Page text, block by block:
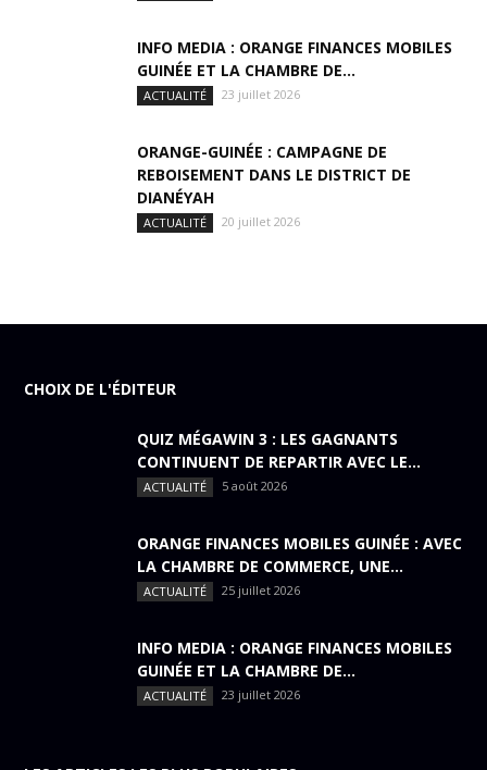
INFO MEDIA : ORANGE FINANCES MOBILES
GUINÉE ET LA CHAMBRE DE...
ACTUALITÉ 23 juillet 2026
ORANGE-GUINÉE : CAMPAGNE DE
REBOISEMENT DANS LE DISTRICT DE
DIANÉYAH
ACTUALITÉ 20 juillet 2026
CHOIX DE L'ÉDITEUR
QUIZ MÉGAWIN 3 : LES GAGNANTS
CONTINUENT DE REPARTIR AVEC LE...
ACTUALITÉ 5 août 2026
ORANGE FINANCES MOBILES GUINÉE : AVEC
LA CHAMBRE DE COMMERCE, UNE...
ACTUALITÉ 25 juillet 2026
INFO MEDIA : ORANGE FINANCES MOBILES
GUINÉE ET LA CHAMBRE DE...
ACTUALITÉ 23 juillet 2026